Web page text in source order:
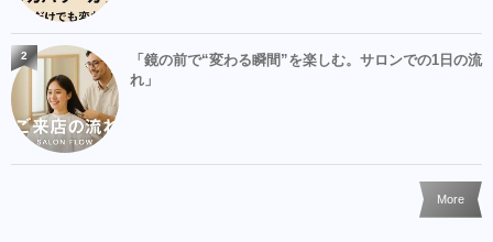
「鏡の前で“変わる瞬間”を楽しむ。サロンでの1日の流
れ」
2
More